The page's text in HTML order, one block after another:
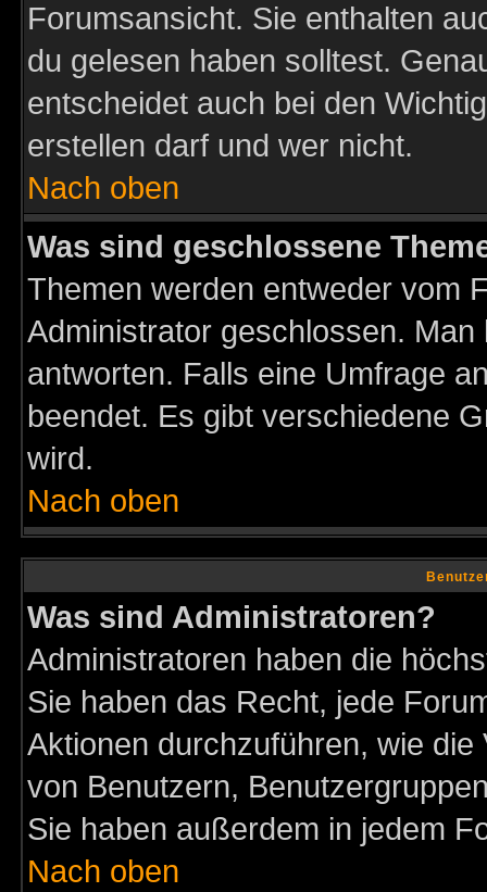
Forumsansicht. Sie enthalten
du gelesen haben solltest.
entscheidet auch bei den
erstellen darf und wer nicht.
Nach oben
Was sind geschlossene
Themen werden entweder vom
Administrator geschlossen.
antworten. Falls eine Umfrage
beendet. Es gibt verschiedene
wird.
Nach oben
Was sind Administratoren?
Administratoren haben die
Sie haben das Recht, jede
Aktionen durchzuführen, wie
von Benutzern,
Sie haben außerdem in jedem
Nach oben